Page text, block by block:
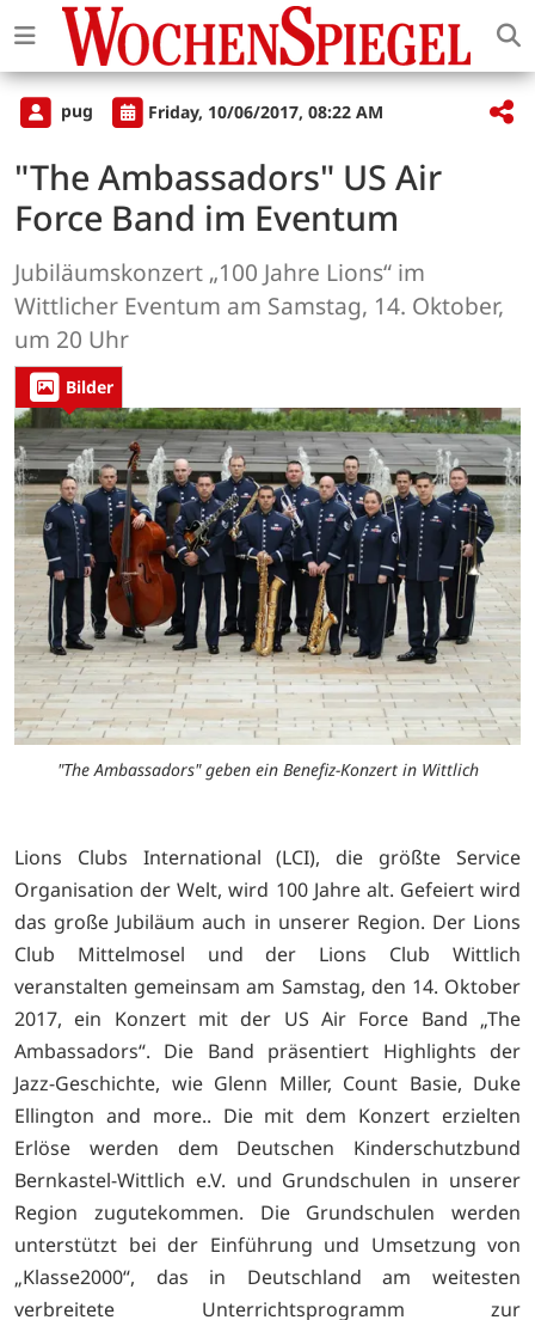
pug Friday, 10/06/2017, 08:22 AM
"The Ambassadors" US Air
Force Band im Eventum
Jubiläumskonzert „100 Jahre Lions“ im
Wittlicher Eventum am Samstag, 14. Oktober,
um 20 Uhr
Bilder
"The Ambassadors" geben ein Benefiz-Konzert in Wittlich
Lions Clubs International (LCI), die größte Service
Organisation der Welt, wird 100 Jahre alt. Gefeiert wird
das große Jubiläum auch in unserer Region. Der Lions
Club Mittelmosel und der Lions Club Wittlich
veranstalten gemeinsam am Samstag, den 14. Oktober
2017, ein Konzert mit der US Air Force Band „The
Ambassadors“. Die Band präsentiert Highlights der
Jazz-Geschichte, wie Glenn Miller, Count Basie, Duke
Ellington and more.. Die mit dem Konzert erzielten
Erlöse werden dem Deutschen Kinderschutzbund
Bernkastel-Wittlich e.V. und Grundschulen in unserer
Region zugutekommen. Die Grundschulen werden
unterstützt bei der Einführung und Umsetzung von
„Klasse2000“, das in Deutschland am weitesten
verbreitete Unterrichtsprogramm zur